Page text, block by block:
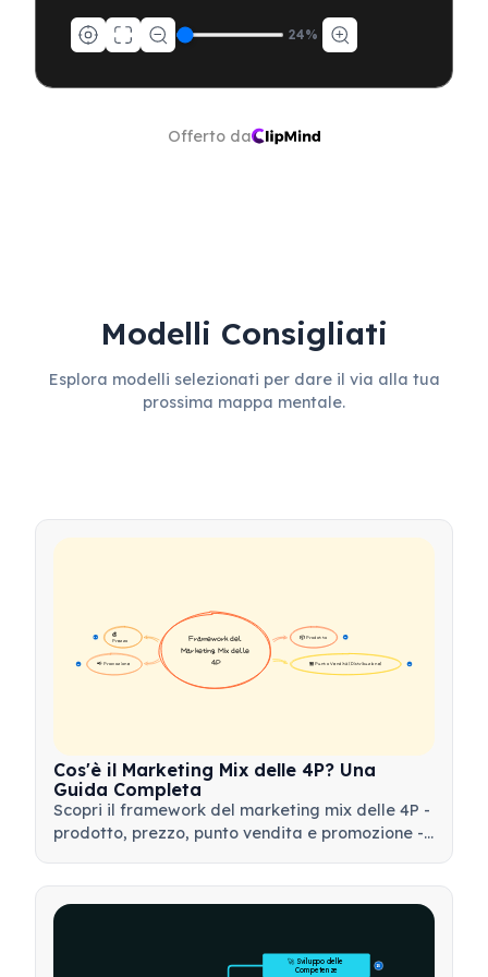
24%
Offerto da
Modelli Consigliati
Esplora modelli selezionati per dare il via alla tua
prossima mappa mentale.
📦 Prodotto
💰
Prezzo
🏪 Punto Vendita (Distribuzione) 17
📢 Promozione
17
Framework del
Marketing Mix delle
4P
Cos'è il Marketing Mix delle 4P? Una
Guida Completa
Scopri il framework del marketing mix delle 4P -
prodotto, prezzo, punto vendita e promozione -
🚀 Sviluppo delle
Competenze
15